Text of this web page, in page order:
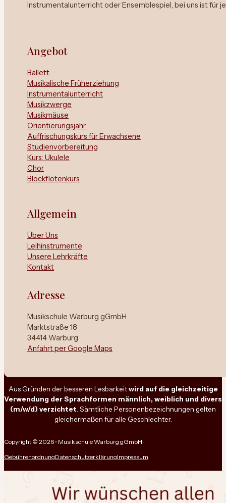
Instrumentalunterricht oder Ensemblespiel, bei uns ist für
Angebot
Ballett
Musikalische Früherziehung
Instrumentalunterricht
Musikzwerge
Musikmäuse
Orientierungsjahr
Auffrischungskurs für Erwachsene
Studienvorbereitung
Kurs: Ukulele
Chor
Blockflötenkurs
Allgemein
Über Uns
Leihinstrumente
Unsere Lehrkräfte
Kontakt
Adresse
Musikschule Warburg gGmbH
Marktstraße 18
34414 Warburg
Anfahrt per Google Maps
Aus Gründen der besseren Lesbarkeitwird auf die gleichzeitige
Verwendung der Sprachformen männlich, weiblich und divers
(m/w/d) verzichtet . Sämtliche Personenbezeichnungen gelten
gleichermaßen für alle Geschlechter.
Copyright © 2026 • Musikschule Warburg gGmbH
GebührenordnungDatenschutzerklärungImpressum